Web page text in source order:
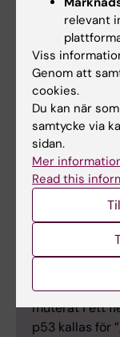
först i
som han först
som han 1972
1985:
Den
identifierade
ansvariga för
motsvarighet i
Horvitz var
fysiologi eller
1989:
Den
att genen
muterat i ett
p53 kallas för
relevant
Viss
Genom att
cookies.
Du kan när
samtycke via
sidan.
Mer
Read this